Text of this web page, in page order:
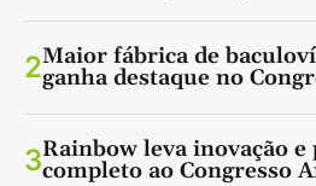
2Maior fábrica de
ganha destaque no
3Rainbow leva inovação
completo ao Congresso